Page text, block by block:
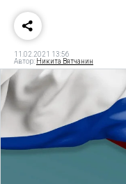
11.02.2021 13:56
Автор: Никита Вятчанин